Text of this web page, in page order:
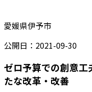
愛媛県伊予市
公開日： 2021-09-30
ゼロ予算での創意
たな改革・改善